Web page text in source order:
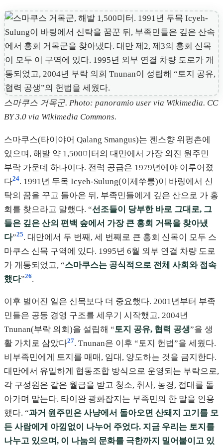
스마쿠스 거목군. Photo: panoramio user via Wikimedia. CC
BY 3.0 via Wikimedia Commons.
스마쿠스(타이야어 Qalang Smangus)는 젠스향 위펑촌에
있으며, 해발 약 1,500미터의 대만에서 가장 외진 원주민
부락 가운데 하나이다. 전력 공급은 1979년에야 이루어졌
다24. 1991년 두목 Icyeh-Sulung(이제쑤룽)이 바링에서 신
탁의 꿈을 꾸고 돌아온 뒤, 부족민들에게 깊은 산으로 가 홍
회를 찾으라고 말했다. “선조들이 당부한 바로 그대로, 그
들은 깊은 산의 편백 숲에서 가장 큰 홍회 거목을 찾아냈
다”25. 대만에서 두 번째, 세 번째로 큰 홍회 신목이 모두 스
마쿠스 신목 구역에 있다. 1995년 6월 외부 연결 차량 도로
가 개통되었고, “스마쿠스는 공식적으로 전체 사회와 접속
했다”26.
이후 벌어진 일은 신목보다 더 중요했다. 2001년부터 부족
민들은 공동 경영 구조를 세우기 시작했고, 2004년
Tnunan(부락 의회)을 설립해 “토지 공유, 협력 공생”을 생
활 가치로 삼았다27. Tnunan은 이후 “토지 헌법”을 세웠다.
비부족민에게 토지를 매매, 임대, 양도하는 것을 금지한다.
대만에서 유일하게 협동조합 방식으로 운영되는 부락으로,
각 구성원은 같은 월급을 받고 청소, 취사, 농경, 접대를 돌
아가며 맡는다. 타이완 광화잡지는 부족민의 한 말을 인용
했다. “과거 원주민은 사냥에서 돌아오면 산돼지 고기를 모
든 사람에게 아낌없이 나누어 주었다. 지금 우리는 토지를
나누고 있으며, 이 나눔의 문화를 극한까지 밀어붙이고 있